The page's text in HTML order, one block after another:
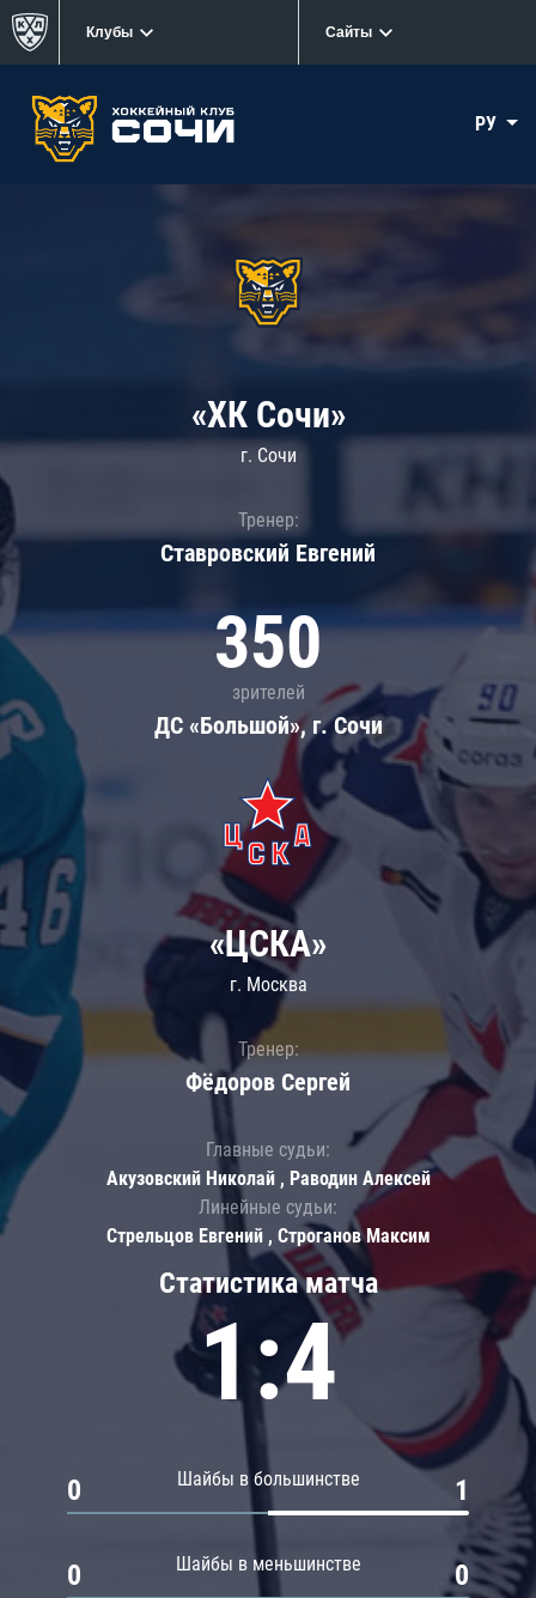
Клубы Сайты
РУ
«ХК Сочи»
г. Сочи
Тренер:
Ставровский Евгений
350
зрителей
ДС «Большой», г. Сочи
Статистика матча
1:4
Шайбы в большинстве
0 1
Шайбы в меньшинстве
0 0
«ЦСКА»
г. Москва
Тренер:
Фёдоров Сергей
Главные судьи:
Акузовский Николай , Раводин Алексей
Линейные судьи:
Стрельцов Евгений , Строганов Максим